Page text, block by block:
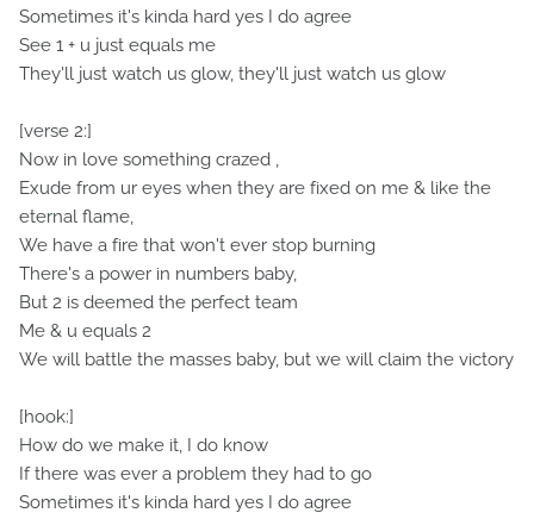
Sometimes it's kinda hard yes I do agree
See 1 + u just equals me
They'll just watch us glow, they'll just watch us glow
[verse 2:]
Now in love something crazed ,
Exude from ur eyes when they are fixed on me & like the
eternal flame,
We have a fire that won't ever stop burning
There's a power in numbers baby,
But 2 is deemed the perfect team
Me & u equals 2
We will battle the masses baby, but we will claim the victory
[hook:]
How do we make it, I do know
If there was ever a problem they had to go
Sometimes it's kinda hard yes I do agree